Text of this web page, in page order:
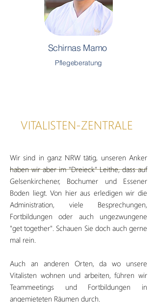
Schirnas Mamo
Pflegeberatung
VITALISTEN-ZENTRALE
Wir sind in ganz NRW tätig, unseren Anker
haben wir aber im "Dreieck" Leithe, dass auf
Gelsenkirchener, Bochumer und Essener
Boden liegt. Von hier aus erledigen wir die
Administration, viele Besprechungen,
Fortbildungen oder auch ungezwungene
"get together". Schauen Sie doch auch gerne
mal rein.
Auch an anderen Orten, da wo unsere
Vitalisten wohnen und arbeiten, führen wir
Teammeetings und Fortbildungen in
angemieteten Räumen durch.